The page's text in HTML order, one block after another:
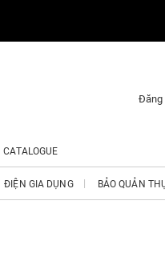
Đăng
CATALOGUE
ĐIỆN GIA DỤNG BẢO QUẢN